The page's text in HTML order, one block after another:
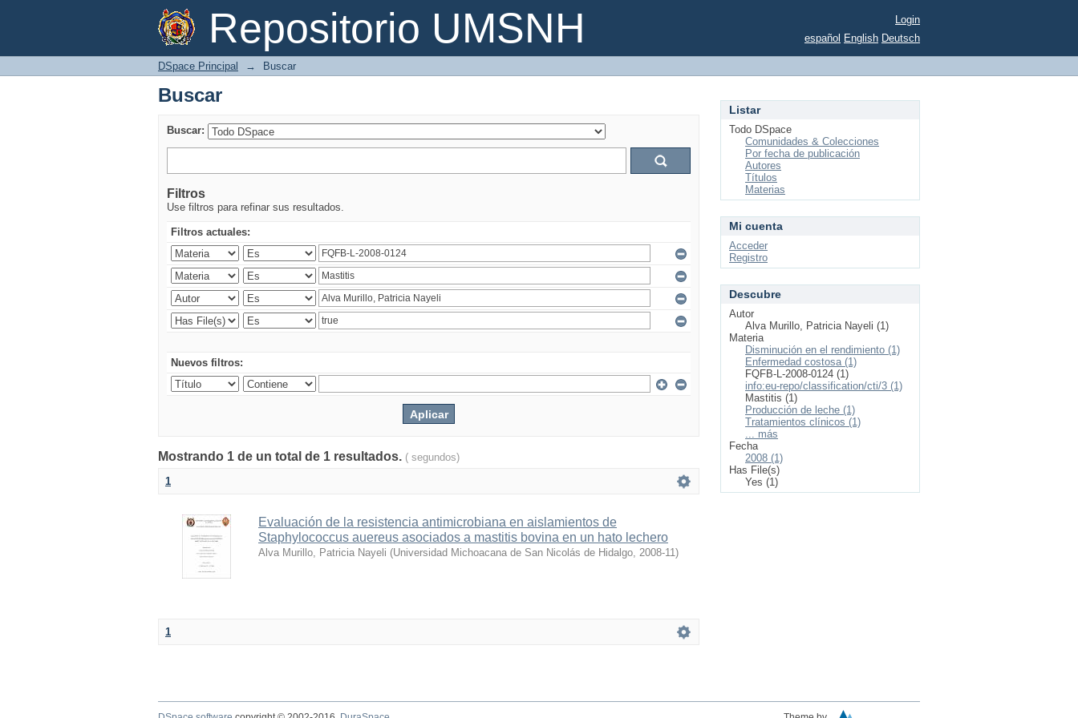
Repositorio UMSNH
Buscar
Login
español English Deutsch
DSpace Principal → Buscar
Buscar
Buscar:
Filtros
Use filtros para refinar sus resultados.
Filtros actuales:
Nuevos filtros:
Mostrando 1 de un total de 1 resultados. ( segundos)
1
Evaluación de la resistencia antimicrobiana en aislamientos de
Staphylococcus auereus asociados a mastitis bovina en un hato lechero
Alva Murillo, Patricia Nayeli (Universidad Michoacana de San Nicolás de Hidalgo, 2008-11)
1
Listar
Todo DSpace
Comunidades & Colecciones
Por fecha de publicación
Autores
Títulos
Materias
Mi cuenta
Acceder
Registro
Descubre
Autor
Alva Murillo, Patricia Nayeli (1)
Materia
Disminución en el rendimiento (1)
Enfermedad costosa (1)
FQFB-L-2008-0124 (1)
info:eu-repo/classification/cti/3 (1)
Mastitis (1)
Producción de leche (1)
Tratamientos clínicos (1)
... más
Fecha
2008 (1)
Has File(s)
Yes (1)